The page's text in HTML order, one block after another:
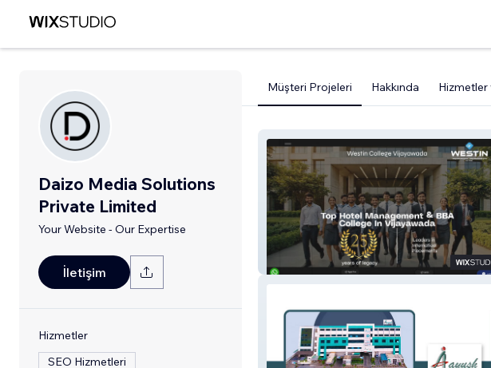
Daizo Media Solutions
Private Limited
Your Website - Our Expertise
İletişim
Hizmetler
SEO Hizmetleri
Müşteri Projeleri Hakkında Hizmetler
Westin